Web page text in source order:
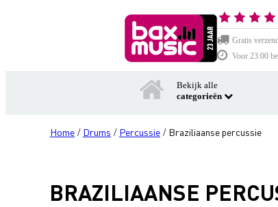
Gratis
Voor 23:00
Bekijk alle
categorieën
Home / Drums / Percussie / Braziliaanse percussie
BRAZILIAANSE